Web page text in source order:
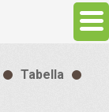
Tabella